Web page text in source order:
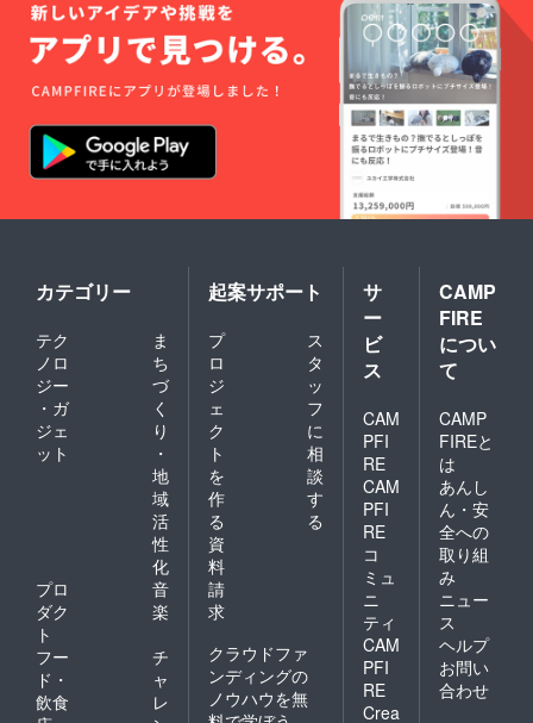
カテゴリー
テク
ノロ
ジー
・ガ
ジェ
ット
ま
ち
づ
く
り
・
地
域
活
性
化
プロ
ダク
ト
音
楽
フー
ド・
飲食
チ
ャ
レ
起案サポート
プ
ロ
ジ
ェ
ク
ト
を
作
る
ス
タ
ッ
フ
に
相
談
す
る
資
料
請
求
クラウドファ
ンディングの
ノウハウを無
サ
ー
ビ
ス
CAM
PFI
RE
CAM
PFI
RE
コ
ミュ
ニ
ティ
CAM
PFI
RE
Crea
CAMP
FIRE
につい
て
CAMP
FIREと
は
あんし
ん・安
全への
取り組
み
ニュー
ス
ヘルプ
お問い
合わせ